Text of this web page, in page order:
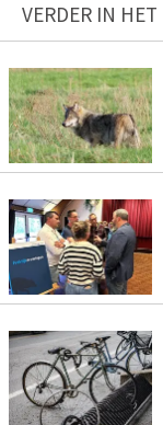
VERDER IN